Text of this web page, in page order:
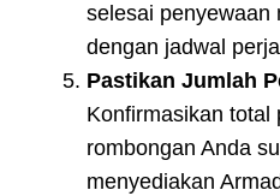
selesai penyewaan
dengan jadwal
Pastikan Jumlah
Konfirmasikan total
rombongan Anda
menyediakan